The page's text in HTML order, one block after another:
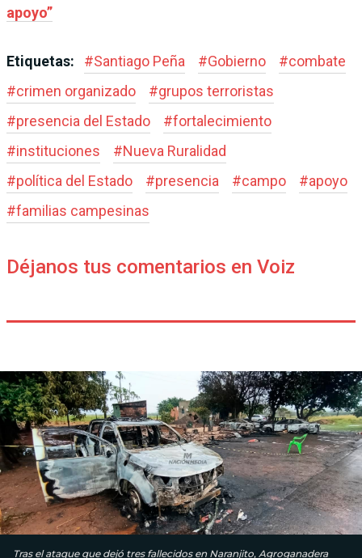
apoyo”
Etiquetas: #Santiago Peña #Gobierno #combate
#crimen organizado #grupos terroristas
#presencia del Estado #fortalecimiento
#instituciones #Nueva Ruralidad
#política del Estado #presencia #campo #apoyo
#familias campesinas
Déjanos tus comentarios en Voiz
Tras el ataque que dejó tres fallecidos en Naranjito, Agroganadera